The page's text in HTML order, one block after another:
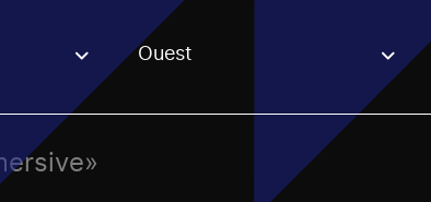
The filter will be applied when selecting an option.
Ouest